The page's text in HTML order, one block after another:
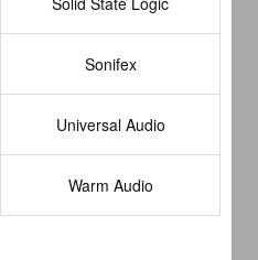
Sonifex
Universal Audio
Warm Audio